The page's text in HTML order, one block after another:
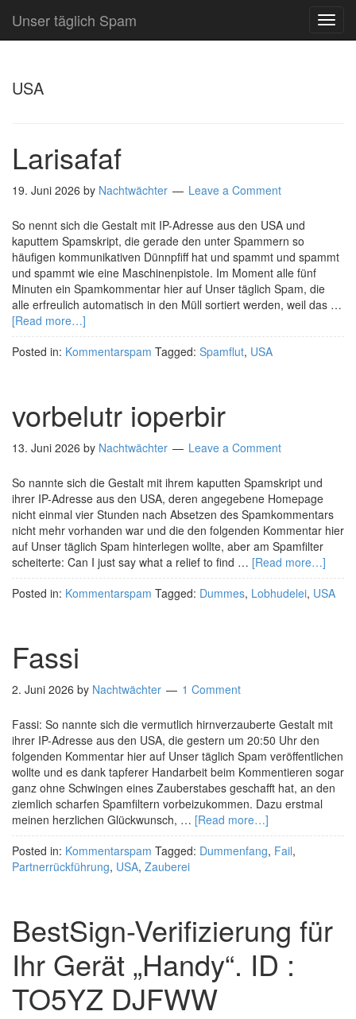
Unser täglich Spam
USA
Larisafaf
19. Juni 2026 by Nachtwächter Leave a Comment
So nennt sich die Gestalt mit IP-Adresse aus den USA und
kaputtem Spamskript, die gerade den unter Spammern so
häufigen kommunikativen Dünnpfiff hat und spammt und spammt
und spammt wie eine Maschinenpistole. Im Moment alle fünf
Minuten ein Spamkommentar hier auf Unser täglich Spam, die
alle erfreulich automatisch in den Müll sortiert werden, weil das …
[Read more…]
Posted in: Kommentarspam Tagged: Spamflut, USA
vorbelutr ioperbir
13. Juni 2026 by Nachtwächter Leave a Comment
So nannte sich die Gestalt mit ihrem kaputten Spamskript und
ihrer IP-Adresse aus den USA, deren angegebene Homepage
nicht einmal vier Stunden nach Absetzen des Spamkommentars
nicht mehr vorhanden war und die den folgenden Kommentar hier
auf Unser täglich Spam hinterlegen wollte, aber am Spamfilter
scheiterte: Can I just say what a relief to find … [Read more…]
Posted in: Kommentarspam Tagged: Dummes, Lobhudelei, USA
Fassi
2. Juni 2026 by Nachtwächter 1 Comment
Fassi: So nannte sich die vermutlich hirnverzauberte Gestalt mit
ihrer IP-Adresse aus den USA, die gestern um 20:50 Uhr den
folgenden Kommentar hier auf Unser täglich Spam veröffentlichen
wollte und es dank tapferer Handarbeit beim Kommentieren sogar
ganz ohne Schwingen eines Zauberstabes geschafft hat, an den
ziemlich scharfen Spamfiltern vorbeizukommen. Dazu erstmal
meinen herzlichen Glückwunsch, … [Read more…]
Posted in: Kommentarspam Tagged: Dummenfang, Fail,
Partnerrückführung, USA, Zauberei
BestSign-Verifizierung für
Ihr Gerät „Handy“. ID :
TO5YZ DJFWW